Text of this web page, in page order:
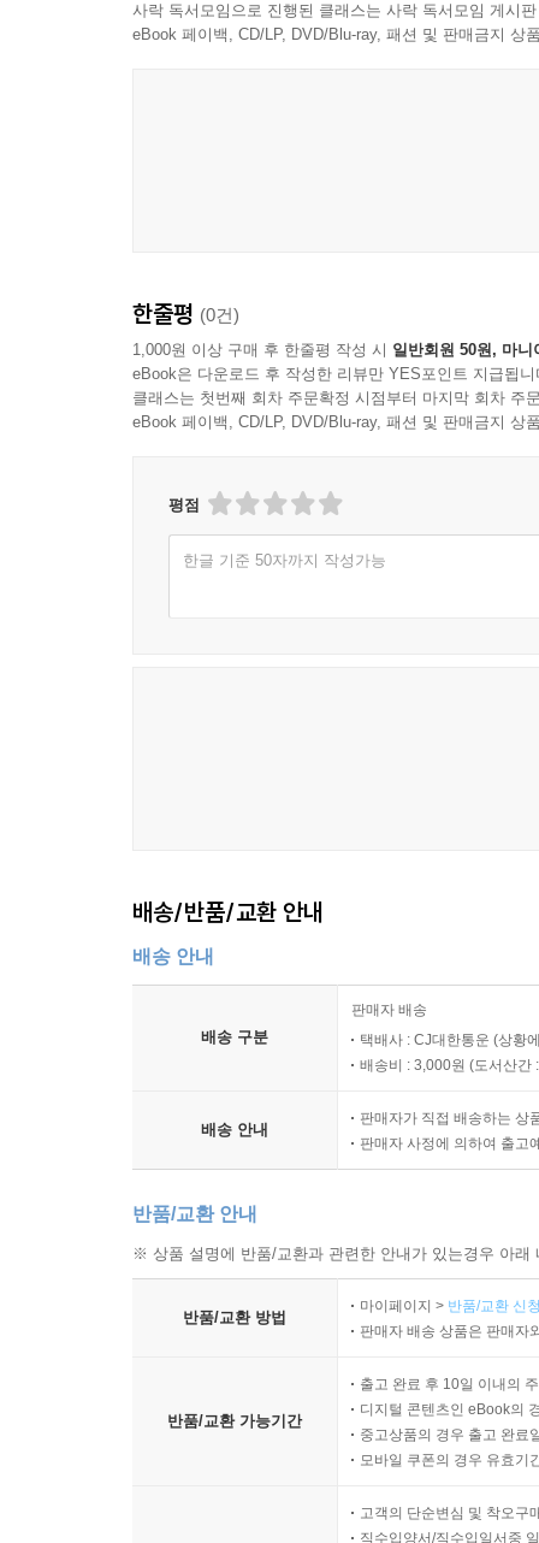
사락 독서모임으로 진행된 클래스는 사락 독서모임 게시
eBook 페이백, CD/LP, DVD/Blu-ray, 패션 및 판매금지 상
한줄평 (0건)
1,000원 이상 구매 후 한줄평 작성 시 일반회원 50원, 마니
eBook은 다운로드 후 작성한 리뷰만 YES포인트 지급됩니
클래스는 첫번째 회차 주문확정 시점부터 마지막 회차 주
eBook 페이백, CD/LP, DVD/Blu-ray, 패션 및 판매금지 상
평점
한글 기준 50자까지 작성가능
배송/반품/교환 안내
배송 안내
배송 구분
판매자 배송
택배사 : CJ대한통운 (상황
배송비 : 3,000원 (도서산간
배송 안내
판매자가 직접 배송하는 상
판매자 사정에 의하여 출고
반품/교환 안내
※ 상품 설명에 반품/교환과 관련한 안내가 있는경우 아
반품/교환 방법
마이페이지 > 반품/교환 신
판매자 배송 상품은 판매자
반품/교환 가능기간
출고 완료 후 10일 이내의
디지털 콘텐츠인 eBook의
중고상품의 경우 출고 완료
모바일 쿠폰의 경우 유효기
고객의 단순변심 및 착오구
직수입양서/직수입일서중